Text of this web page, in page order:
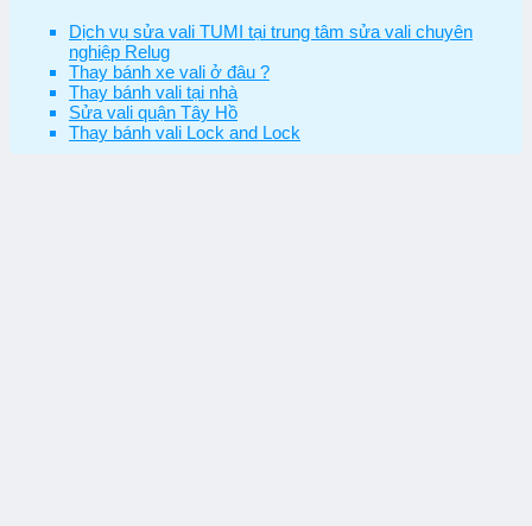
Dịch vụ sửa vali TUMI tại trung tâm sửa vali chuyên
nghiệp Relug
Thay bánh xe vali ở đâu ?
Thay bánh vali tại nhà
Sửa vali quận Tây Hồ
Thay bánh vali Lock and Lock